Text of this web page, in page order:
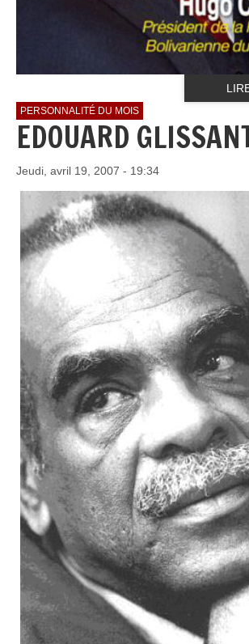
PERSONNALITÉ DU MOIS
EDOUARD
Jeudi, avril 19, 2007 - 19:34